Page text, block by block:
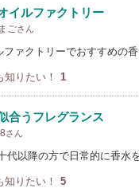
イルファクトリー
ごさん
ファクトリーでおすすめの
知りたい！ 1
合うフレグランス
さん
代以降の方で日常的に香
知りたい！ 5